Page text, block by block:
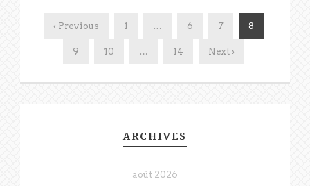
‹ Previous 1 … 6 7 8
9 10 … 14 Next ›
ARCHIVES
août 2026